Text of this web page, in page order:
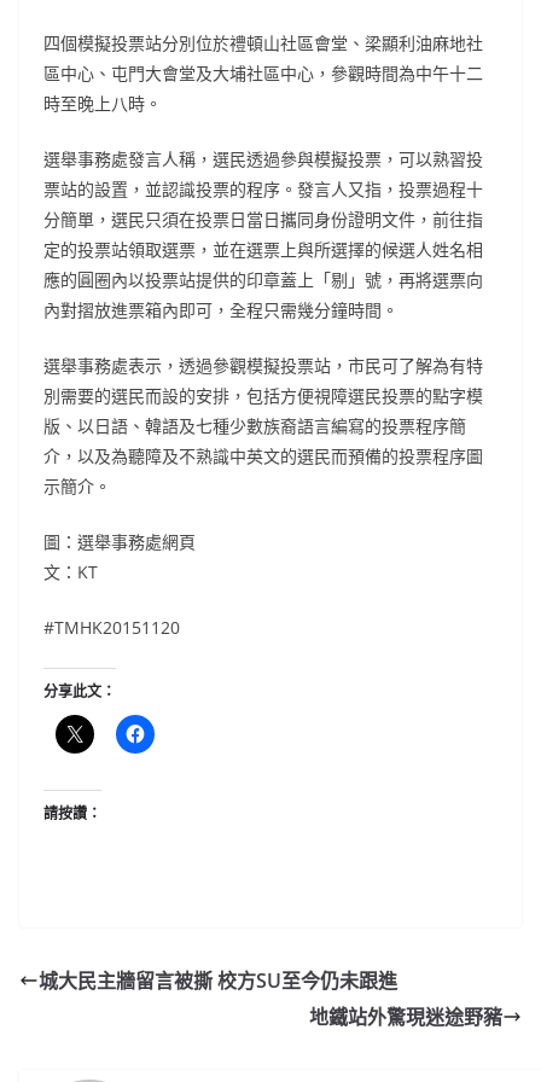
四個模擬投票站分別位於禮頓山社區會堂、梁顯利油麻地社
區中心、屯門大會堂及大埔社區中心，參觀時間為中午十二
時至晚上八時。
選舉事務處發言人稱，選民透過參與模擬投票，可以熟習投
票站的設置，並認識投票的程序。發言人又指，投票過程十
分簡單，選民只須在投票日當日攜同身份證明文件，前往指
定的投票站領取選票，並在選票上與所選擇的候選人姓名相
應的圓圈內以投票站提供的印章蓋上「剔」號，再將選票向
內對摺放進票箱內即可，全程只需幾分鐘時間。
選舉事務處表示，透過參觀模擬投票站，市民可了解為有特
別需要的選民而設的安排，包括方便視障選民投票的點字模
版、以日語、韓語及七種少數族裔語言編寫的投票程序簡
介，以及為聽障及不熟識中英文的選民而預備的投票程序圖
示簡介。
圖：選舉事務處網頁
文：KT
#‎TMHK20151120
分享此文：
請按讚：
城大民主牆留言被撕 校方SU至今仍未跟進
地鐵站外驚現迷途野豬